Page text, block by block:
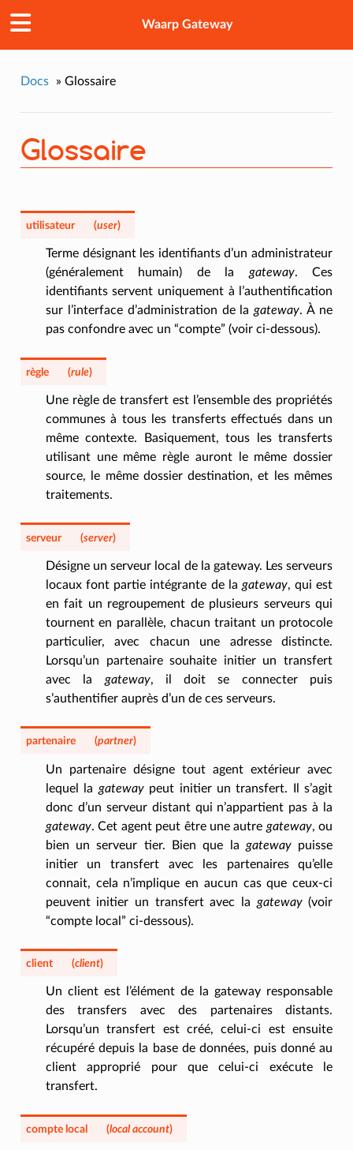
Waarp Gateway
Docs » Glossaire
Glossaire
utilisateur (user)
Terme désignant les identifiants d’un administrateur
(généralement humain) de la gateway. Ces
identifiants servent uniquement à l’authentification
sur l’interface d’administration de lagateway. À ne
pas confondre avec un “compte” (voir ci-dessous).
règle (rule)
Une règle de transfert est l’ensemble des propriétés
communes à tous les transferts effectués dans un
même contexte. Basiquement, tous les transferts
utilisant une même règle auront le même dossier
source, le même dossier destination, et les mêmes
traitements.
serveur (server)
Désigne un serveur local de la gateway. Les serveurs
locaux font partie intégrante de la gateway, qui est
en fait un regroupement de plusieurs serveurs qui
tournent en parallèle, chacun traitant un protocole
particulier, avec chacun une adresse distincte.
Lorsqu’un partenaire souhaite initier un transfert
avec la gateway, il doit se connecter puis
s’authentifier auprès d’un de ces serveurs.
partenaire (partner)
Un partenaire désigne tout agent extérieur avec
lequel la gatewaypeut initier un transfert. Il s’agit
donc d’un serveur distant qui n’appartient pas à la
gateway. Cet agent peut être une autre gateway, ou
bien un serveur tier. Bien que la gatewaypuisse
initier un transfert avec les partenaires qu’elle
connait, cela n’implique en aucun cas que ceux-ci
peuvent initier un transfert avec la gateway(voir
“compte local” ci-dessous).
client (client)
Un client est l’élément de la gateway responsable
des transfers avec des partenaires distants.
Lorsqu’un transfert est créé, celui-ci est ensuite
récupéré depuis la base de données, puis donné au
client approprié pour que celui-ci exécute le
transfert.
compte local (local account)